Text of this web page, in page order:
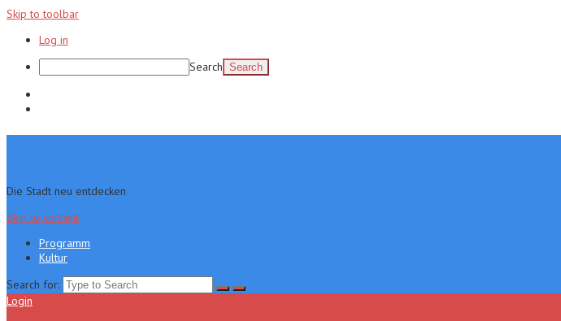
Skip to toolbar
Log in
Search
Die Stadt neu entdecken
Skip to content
Programm
Kultur
Search for:
Login